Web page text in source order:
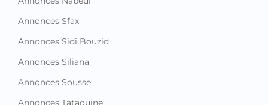
Annonces Sfax
Annonces Sidi Bouzid
Annonces Siliana
Annonces Sousse
Annonces Tataouine